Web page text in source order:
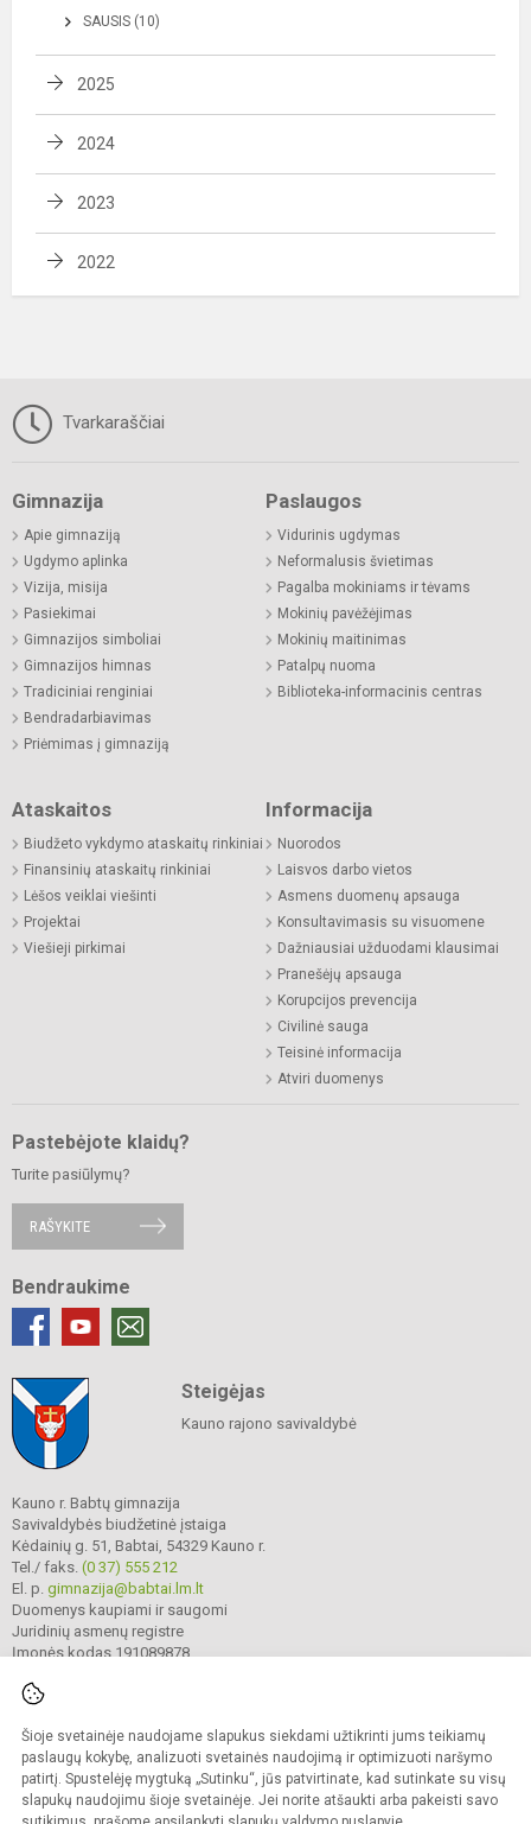
Šioje svetainėje naudojame slapukus siekdami užtikrinti jums teikiamų
paslaugų kokybę, analizuoti svetainės naudojimą ir optimizuoti naršymo
patirtį. Spustelėję mygtuką „Sutinku“, jūs patvirtinate, kad sutinkate su visų
slapukų naudojimu šioje svetainėje. Jei norite atšaukti arba pakeisti savo
SAUSIS (10)
2025
2024
2023
2022
Tvarkaraščiai
Gimnazija
Apie gimnaziją
Ugdymo aplinka
Vizija, misija
Pasiekimai
Gimnazijos simboliai
Gimnazijos himnas
Tradiciniai renginiai
Bendradarbiavimas
Priėmimas į gimnaziją
Paslaugos
Vidurinis ugdymas
Neformalusis švietimas
Pagalba mokiniams ir tėvams
Mokinių pavėžėjimas
Mokinių maitinimas
Patalpų nuoma
Biblioteka-informacinis centras
Ataskaitos
Biudžeto vykdymo ataskaitų rinkiniai
Finansinių ataskaitų rinkiniai
Lėšos veiklai viešinti
Projektai
Viešieji pirkimai
Informacija
Nuorodos
Laisvos darbo vietos
Asmens duomenų apsauga
Konsultavimasis su visuomene
Dažniausiai užduodami klausimai
Pranešėjų apsauga
Korupcijos prevencija
Civilinė sauga
Teisinė informacija
Atviri duomenys
Pastebėjote klaidų?
Turite pasiūlymų?
RAŠYKITE
Bendraukime
Steigėjas
Kauno rajono savivaldybė
Kauno r. Babtų gimnazija
Savivaldybės biudžetinė įstaiga
Kėdainių g. 51, Babtai, 54329 Kauno r.
Tel./ faks. (0 37) 555 212
El. p. gimnazija@babtai.lm.lt
Duomenys kaupiami ir saugomi
Juridinių asmenų registre
Įmonės kodas 191089878
© 2025. Kauno r. Babtų gimnazija. Visos teisės saugomos.
Kopijuoti turinį be raštiško gimnazijos sutikimo griežtai draudžiama.
Prieinamumo paraiška Slapukų politika